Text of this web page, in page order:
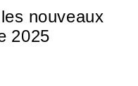
porter. Or, ce bouquet
uniques en
nouveaux
2025